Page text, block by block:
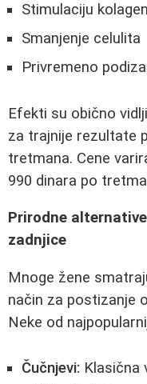
Stimulaciju
Smanjenje celulita
Privremeno
Efekti su obično
za trajnije rezultate
tretmana. Cene
990 dinara po
Prirodne
zadnjice
Mnoge žene
način za postizanje
Neke od
Čučnjevi: Klasična